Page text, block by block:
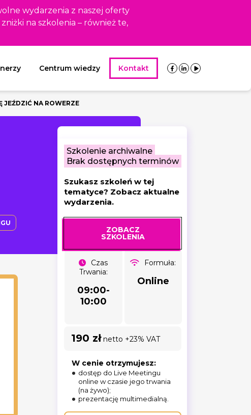
wydarzenia z naszej oferty
na szkolenia – również te,
Centrum wiedzy Kontakt
JEŹDZIĆ NA ROWERZE
Szkolenie archiwalne
Brak dostępnych terminów
Szukasz szkoleń w tej
tematyce? Zobacz aktualne
wydarzenia.
ZOBACZ
SZKOLENIA
Czas
Trwania:
09:00-
10:00
Formuła:
Online
190 złnetto +23% VAT
W cenie otrzymujesz:
dostęp do Live Meetingu
online w czasie jego trwania
(na żywo);
prezentację multimedialną.